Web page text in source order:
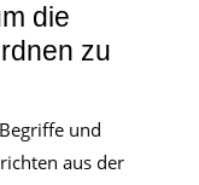
die
zu
und
aus der